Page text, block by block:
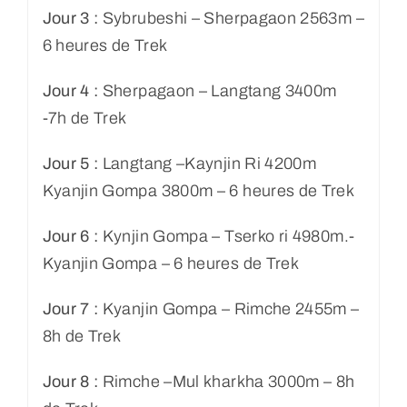
Jour 3 : Sybrubeshi – Sherpagaon 2563m –
6 heures de Trek
Jour 4 : Sherpagaon – Langtang 3400m
-7h de Trek
Jour 5 : Langtang –Kaynjin Ri 4200m
Kyanjin Gompa 3800m – 6 heures de Trek
Jour 6 : Kynjin Gompa – Tserko ri 4980m.-
Kyanjin Gompa – 6 heures de Trek
Jour 7 : Kyanjin Gompa – Rimche 2455m –
8h de Trek
Jour 8 : Rimche –Mul kharkha 3000m – 8h